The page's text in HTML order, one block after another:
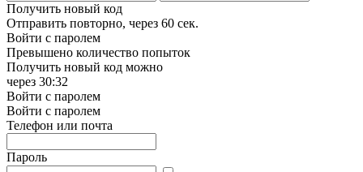
Получить новый код
Отправить повторно, через 60 сек.
Войти с паролем
Превышено количество попыток
Получить новый код можно
через 30:32
Войти с паролем
Войти с паролем
Телефон или почта
Пароль